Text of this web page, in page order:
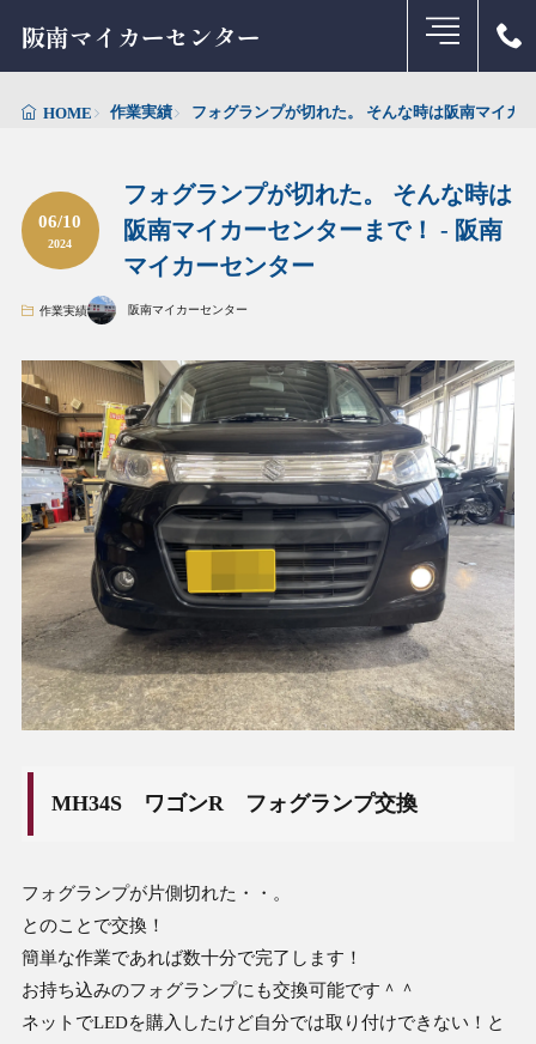
阪南マイカーセンター
HOME 作業実績 フォグランプが切れた。 そんな時は阪南マイカ
06/10
2024
フォグランプが切れた。 そんな時は
阪南マイカーセンターまで！ - 阪南
マイカーセンター
作業実績 阪南マイカーセンター
MH34S ワゴンR フォグランプ交換
フォグランプが片側切れた・・。
とのことで交換！
簡単な作業であれば数十分で完了します！
お持ち込みのフォグランプにも交換可能です＾＾
ネットでLEDを購入したけど自分では取り付けできない！と